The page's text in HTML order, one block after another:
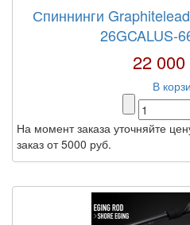
Спиннинги
26GCALUS-
22
В
На момент заказа уточняйте
заказ от 5000 руб.